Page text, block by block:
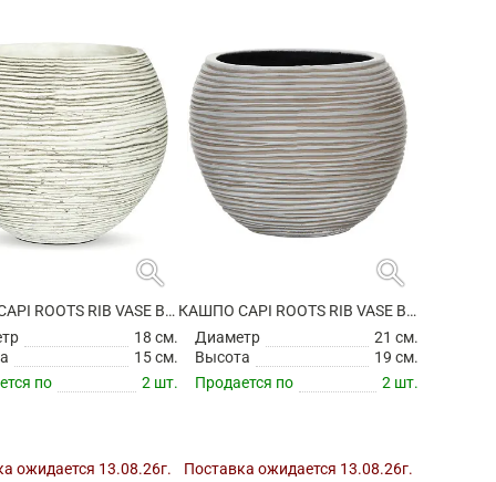
search
КАШПО CAPI ROOTS RIB VASE BALL IVORY
18 см.
15 см.
по
2 шт.
ожидается 13.08.26г.
search
КАШПО CAPI ROOTS RIB VASE BALL IVORY
Диаметр
21 см.
Высота
19 см.
Продается по
2 шт.
Поставка ожидается 13.08.26г.